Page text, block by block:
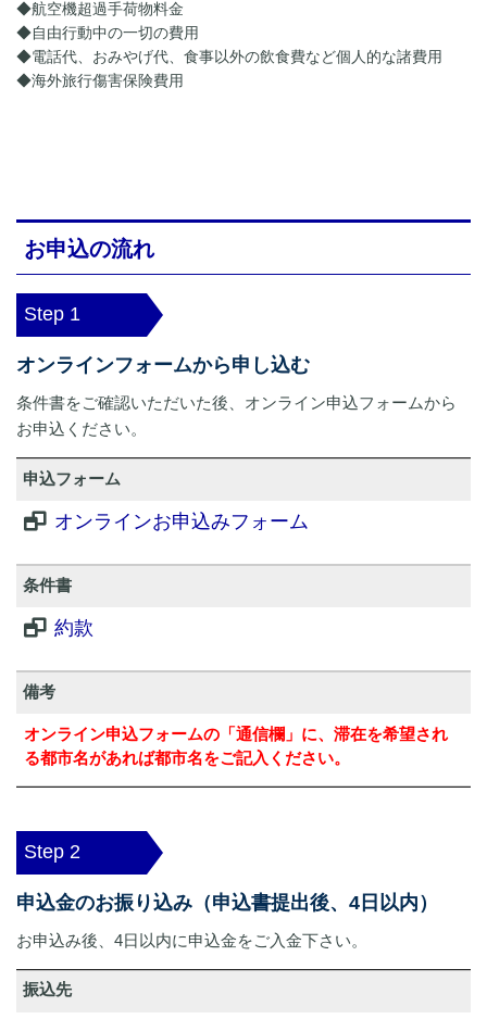
◆航空機超過手荷物料金
◆自由行動中の一切の費用
◆電話代、おみやげ代、食事以外の飲食費など個人的な諸費用
◆海外旅行傷害保険費用
お申込の流れ
Step 1
オンラインフォームから申し込む
条件書をご確認いただいた後、オンライン申込フォームから
お申込ください。
申込フォーム
オンラインお申込みフォーム
条件書
約款
備考
オンライン申込フォームの「通信欄」に、滞在を希望され
る都市名があれば都市名をご記入ください。
Step 2
申込金のお振り込み（申込書提出後、4日以内）
お申込み後、4日以内に申込金をご入金下さい。
振込先